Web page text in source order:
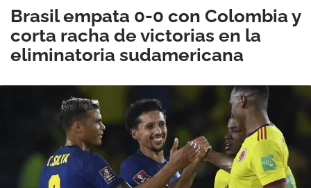
Brasil empata 0-0 con Colombia y
corta racha de victorias en la
eliminatoria sudamericana